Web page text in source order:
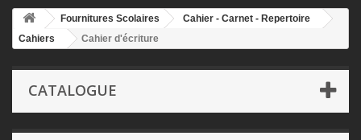
Fournitures Scolaires
Cahier - Carnet - Repertoire
Cahiers
Cahier d'écriture
CATALOGUE